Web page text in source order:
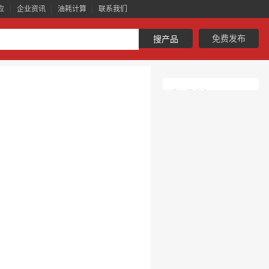
企业资讯 油耗计算 联系我们
搜产品 免费发布